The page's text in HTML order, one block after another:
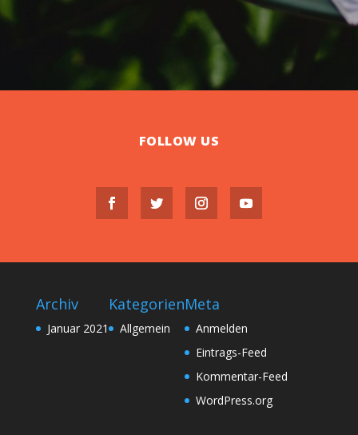
FOLLOW US
Archiv
Januar 2021
Kategorien
Allgemein
Meta
Anmelden
Eintrags-Feed
Kommentar-Feed
WordPress.org